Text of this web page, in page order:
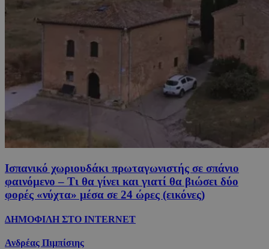
Ισπανικό χωριουδάκι πρωταγωνιστής σε σπάνιο
φαινόμενο – Τι θα γίνει και γιατί θα βιώσει δύο
φορές «νύχτα» μέσα σε 24 ώρες (εικόνες)
ΔΗΜΟΦΙΛΗ ΣΤΟ INTERNET
Ανδρέας Πιμπίσιης